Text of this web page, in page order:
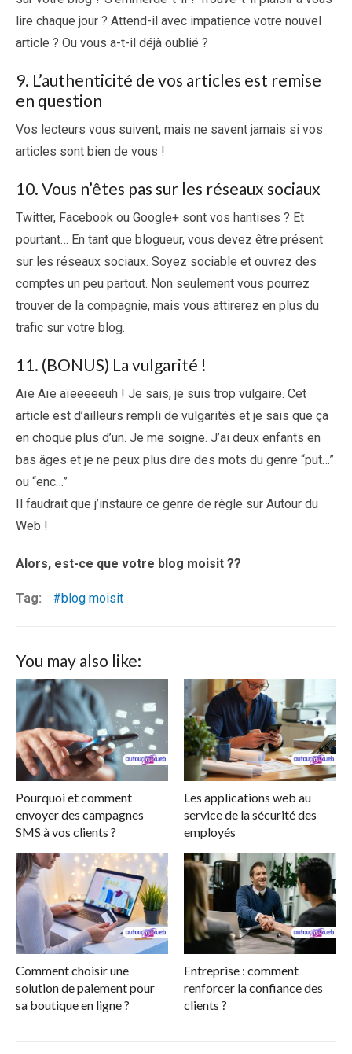
lire chaque jour ? Attend-il avec impatience votre nouvel
article ? Ou vous a-t-il déjà oublié ?
9. L’authenticité de vos articles est remise
en question
Vos lecteurs vous suivent, mais ne savent jamais si vos
articles sont bien de vous !
10. Vous n’êtes pas sur les réseaux sociaux
Twitter, Facebook ou Google+ sont vos hantises ? Et
pourtant… En tant que blogueur, vous devez être présent
sur les réseaux sociaux. Soyez sociable et ouvrez des
comptes un peu partout. Non seulement vous pourrez
trouver de la compagnie, mais vous attirerez en plus du
trafic sur votre blog.
11. (BONUS) La vulgarité !
Aïe Aïe aïeeeeeuh ! Je sais, je suis trop vulgaire. Cet
article est d’ailleurs rempli de vulgarités et je sais que ça
en choque plus d’un. Je me soigne. J’ai deux enfants en
bas âges et je ne peux plus dire des mots du genre “put…”
ou “enc…”
Il faudrait que j’instaure ce genre de règle sur Autour du
Web !
Alors, est-ce que votre blog moisit ??
Tag: blog moisit
You may also like:
Pourquoi et comment
envoyer des campagnes
SMS à vos clients ?
Les applications web au
service de la sécurité des
employés
Comment choisir une
solution de paiement pour
sa boutique en ligne ?
Entreprise : comment
renforcer la confiance des
clients ?